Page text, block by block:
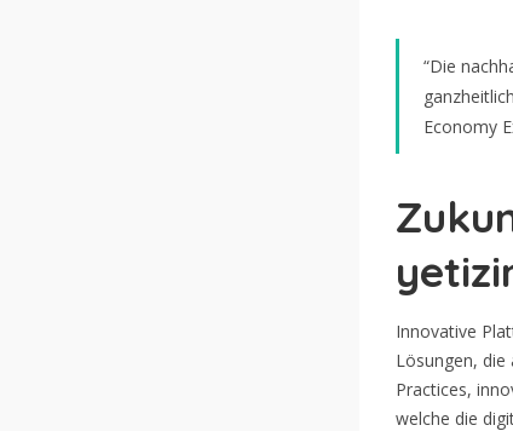
“Die
Economy
Innovative
Lösungen,
Practices,
welche die